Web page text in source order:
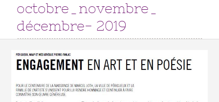
octobre_novembre_
décembre- 2019